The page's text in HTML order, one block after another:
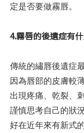
定是否要做霧唇。
4.霧唇的後遺症有
傳統的繡唇後遺症
因為唇部的皮膚較
出現疼痛、乾裂、
謹慎思考自己的狀
好在近年來有新式